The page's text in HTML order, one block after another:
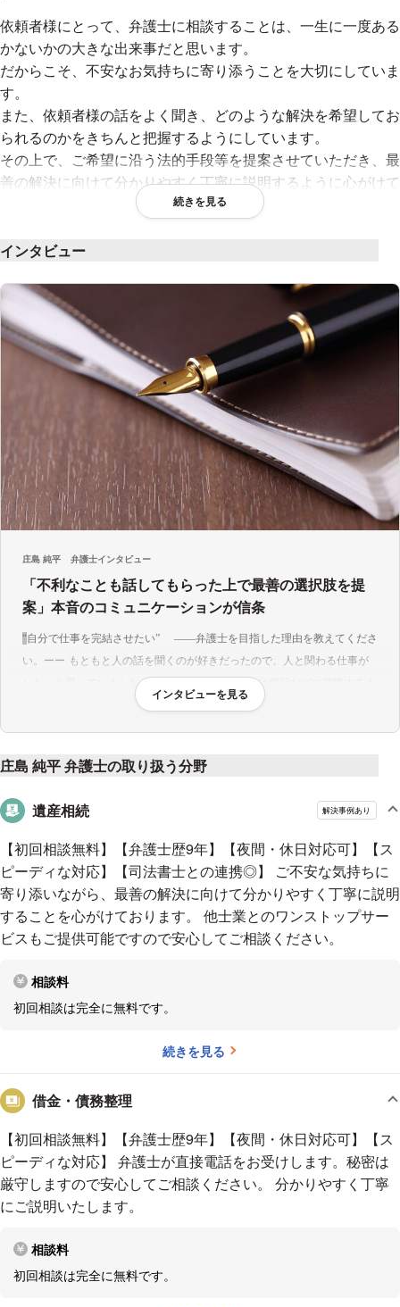
依頼者様にとって、弁護士に相談することは、一生に一度ある
かないかの大きな出来事だと思います。
だからこそ、不安なお気持ちに寄り添うことを大切にしていま
す。
また、依頼者様の話をよく聞き、どのような解決を希望してお
られるのかをきちんと把握するようにしています。
その上で、ご希望に沿う法的手段等を提案させていただき、最
善の解決に向けて分かりやすく丁寧に説明するように心がけて
■当事務所の特色
当事務所には弁護士が在籍しているのはもちろんですが、同じ
フロアには、弁護士の他に司法書士、行政書士、弁理士、土地
家屋調査士が常駐しております。
このように様々な専門家と連携できる体制が整っておりますの
で、依頼者様のあらゆるニーズに対応することができます。
また、建築紛争・土地・建物明け渡し請求・借地・借家でお悩
みの方もサポートしております。
専門的知見をもとに見通し・対応についてご説明しますので、
何なりとご相談下さいませ。
お電話やメールでご連絡ください。
ご相談日時を調整させていただき，当事務所にて面談させてい
ただきます。
その際、
関係する資料一式をお持ちください。
事実経過をメモ書きにまとめていただくと相談がスムー
です。
相談料は、初回無料
■最後に
依頼者様にとっての最善の解決のために、全力を尽くします。
まずは、お気軽にご相談ください。
あけぼの綜合法律事務所
https://akebono-law.com/
続きを見る
インタビュー
庄島 純平 弁護士インタビュー
「不利なことも話してもらった上で最善の選択肢を提
案」本音のコミュニケーションが信条
自分で仕事を完結させたい
――弁護士を目指した理由を教えてくださ
い。
もともと人の話を聞くのが好きだったので、人と関わる仕事が
したいと思っていました。大学は商学部で、周りは銀行などに就職する人
が多く、当初は私も就職活動をしていました。
ただ、就職活動をするう
ないけれど、資格を取って独立すればそういう働き方ができるのではない
が特に難しいことは知っていたので、挑戦しがいがあるなと思いました。
クールに進学し、本格的に司法試験の勉強を始めました。
るまでの経緯を教えてください。
司法試験に合格してから就職活動
を始めたのですが、なかなかうまくいきませんでした。自分自身で仕事を
完結させたいという思いも強かったので、即独立することにしました。サ
ポートしてくださる先輩方にも恵まれて、今に至ります。
――事務所が
ある同じフロアに、司法書士や行政書士、税理士の先生もいらっしゃいま
分野を手がけることも多く、協力して案件を進めていけるのでありがたい
――先生のところに相談に来る方は、何をきっかけにいらっしゃ
い私を選んでくださる方は、「こんなことを相談したら怒られるのではな
特に初めて弁護士事務所にいらっしゃる方は、すごく緊張している方がほ
とんどです。少しでも「話しやすそう」と思えたから、私の事務所に来て
くれているのかなと思います。相談者と接するときには、まずは雑談をし
て、「弁護士も普通の人ですよ」とわかってもらうことから始めていま
す。
いただいたら、とことん話を聞くようにしています。30分の相談時間であ
インタビューを見る
庄島 純平 弁護士の取り扱う分野
遺産相続 解決事例あり
【初回相談無料】【弁護士歴9年】【夜間・休日対応可】【ス
ピーディな対応】【司法書士との連携◎】 ご不安な気持ちに
寄り添いながら、最善の解決に向けて分かりやすく丁寧に説明
することを心がけております。 他士業とのワンストップサー
ビスもご提供可能ですので安心してご相談ください。
相談料
初回相談は完全に無料です。
続きを見る
借金・債務整理
【初回相談無料】【弁護士歴9年】【夜間・休日対応可】【ス
ピーディな対応】 弁護士が直接電話をお受けします。秘密は
厳守しますので安心してご相談ください。 分かりやすく丁寧
にご説明いたします。
相談料
初回相談は完全に無料です。